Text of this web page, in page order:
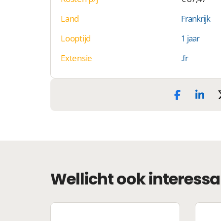
Land
Frankrijk
Looptijd
1 jaar
Extensie
.fr
Wellicht ook